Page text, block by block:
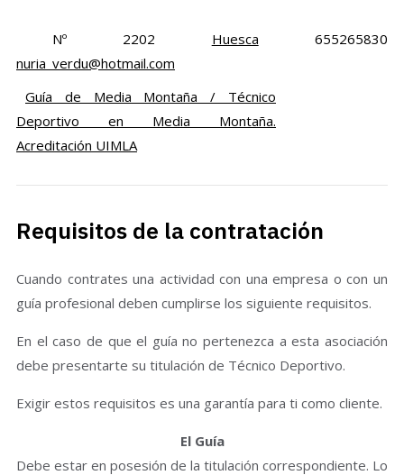
Nº 2202 Huesca
655265830
nuria_verdu@hotmail.com
Guía de Media Montaña / Técnico
Deportivo en Media Montaña.
Acreditación UIMLA
Requisitos de la contratación
Cuando contrates una actividad con una empresa o con un
guía profesional deben cumplirse los siguiente requisitos.
En el caso de que el guía no pertenezca a esta asociación
debe presentarte su titulación de Técnico Deportivo.
Exigir estos requisitos es una garantía para ti como cliente.
El Guía
Debe estar en posesión de la titulación correspondiente. Lo